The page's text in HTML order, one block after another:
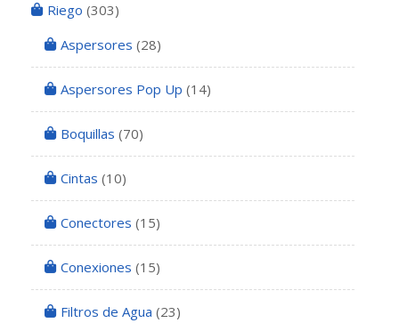
Riego (303)
Aspersores (28)
Aspersores Pop Up (14)
Boquillas (70)
Cintas (10)
Conectores (15)
Conexiones (15)
Filtros de Agua (23)